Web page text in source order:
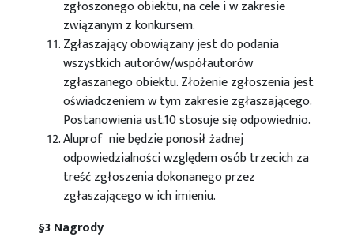
zgłoszonego obiektu, na cele i w zakresie
związanym z konkursem.
Zgłaszający obowiązany jest do podania
wszystkich autorów/współautorów
zgłaszanego obiektu. Złożenie zgłoszenia jest
oświadczeniem w tym zakresie zgłaszającego.
Postanowienia ust.10 stosuje się odpowiednio.
Aluprof nie będzie ponosił żadnej
odpowiedzialności względem osób trzecich za
treść zgłoszenia dokonanego przez
zgłaszającego w ich imieniu.
§3 Nagrody